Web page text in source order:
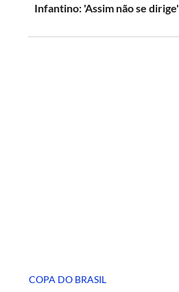
Infantino: 'Assim não se dirige'
COPA DO BRASIL